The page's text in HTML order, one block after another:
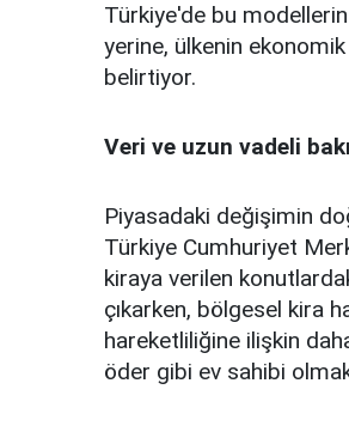
Türkiye'de bu
yerine, ülkenin
belirtiyor.
Veri ve uzun vadeli
Piyasadaki değişimin
Türkiye Cumhuriyet
kiraya verilen
çıkarken, bölgesel kira
hareketliliğine ilişkin
öder gibi ev sahibi